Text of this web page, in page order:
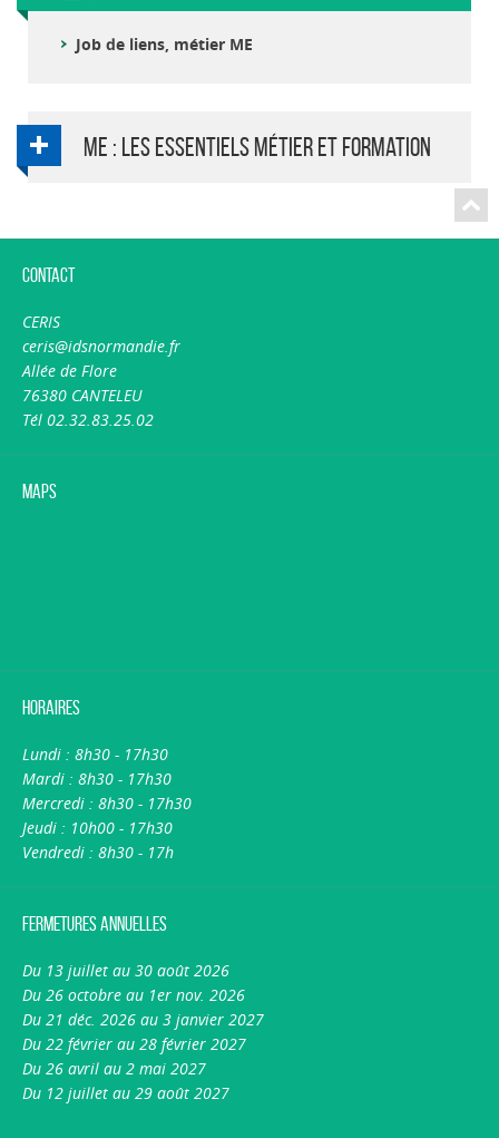
Job de liens, métier ME
ME : les essentiels métier et formation
En quête de la juste posture
affective
Ajouter au panier
Disponible
DEME Diplôme d'Etat de Moniteur
Contact
CERIS
ceris@idsnormandie.fr
Allée de Flore
76380 CANTELEU
Tél 02.32.83.25.02
Maps
Horaires
Lundi : 8h30 - 17h30
Mardi : 8h30 - 17h30
Mercredi : 8h30 - 17h30
Jeudi : 10h00 - 17h30
Vendredi : 8h30 - 17h
Fermetures annuelles
Du 13 juillet au 30 août 2026
Du 26 octobre au 1er nov. 2026
Du 21 déc. 2026 au 3 janvier 2027
Du 22 février au 28 février 2027
Du 26 avril au 2 mai 2027
Du 12 juillet au 29 août 2027